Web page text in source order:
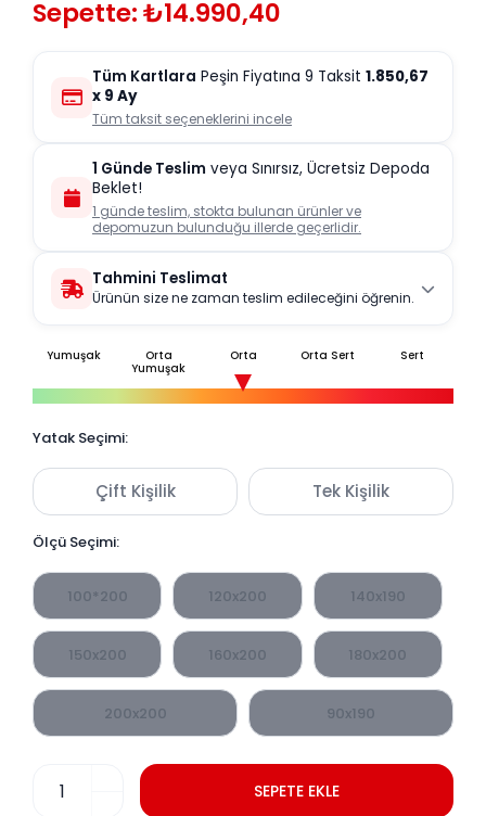
Sepette: ₺14.990,40
Tüm Kartlara Peşin Fiyatına 9 Taksit 1.850,67
x 9 Ay
Tüm taksit seçeneklerini incele
1 Günde Teslim veya Sınırsız, Ücretsiz Depoda
Beklet!
1 günde teslim, stokta bulunan ürünler ve
depomuzun bulunduğu illerde geçerlidir.
Tahmini Teslimat
Ürünün size ne zaman teslim edileceğini öğrenin.
Yumuşak
Orta
Yumuşak
Orta Orta Sert Sert
Yatak Seçimi:
Çift Kişilik Tek Kişilik
Ölçü Seçimi:
100*200 120x200 140x190
150x200 160x200 180x200
200x200 90x190
SEPETE EKLE